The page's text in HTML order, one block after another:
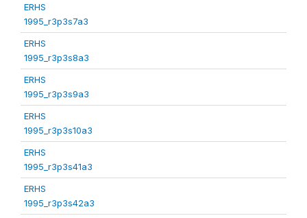
ERHS
1995_r3p3s7a3
ERHS
1995_r3p3s8a3
ERHS
1995_r3p3s9a3
ERHS
1995_r3p3s10a3
ERHS
1995_r3p3s41a3
ERHS
1995_r3p3s42a3